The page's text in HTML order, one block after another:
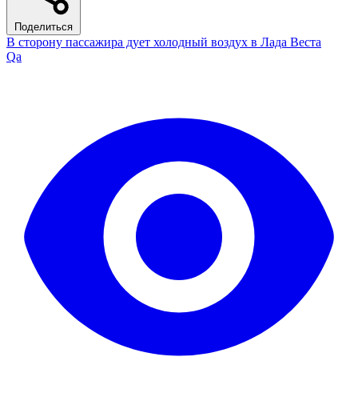
Поделиться
В сторону пассажира дует холодный воздух в Лада Веста
Qa